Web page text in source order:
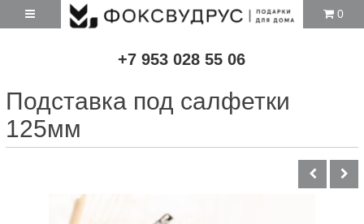
+7 953 028 55 06
0
Подставка под салфетки
125мм